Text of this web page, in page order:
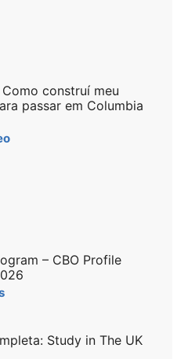
construí meu
passar em Columbia
– CBO Profile
Study in The UK